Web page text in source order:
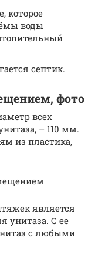
которое
воды
септик.
фото
всех
– 110 мм.
из пластика,
является
унитаза. С ее
с любыми